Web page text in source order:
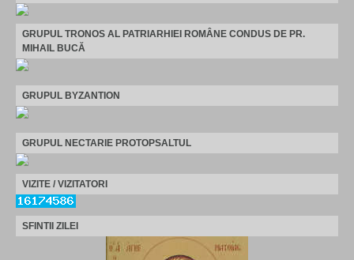
GRUPUL TRONOS AL PATRIARHIEI ROMÂNE CONDUS DE PR.
MIHAIL BUCĂ
GRUPUL BYZANTION
GRUPUL NECTARIE PROTOPSALTUL
VIZITE / VIZITATORI
SFINTII ZILEI